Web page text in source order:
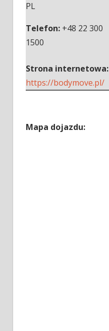
PL
Telefon: +48 22 300
1500
Strona internetowa:
https://bodymove.pl/
Mapa dojazdu: